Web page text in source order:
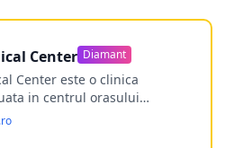
Center Diamant
Center este o clinica
in centrul orasului
o experienta de